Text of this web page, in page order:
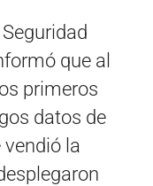
que al
primeros
datos de
vendió la